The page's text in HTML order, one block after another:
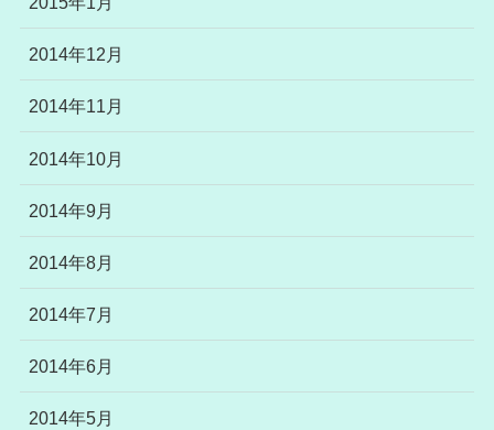
2014年12月
2014年11月
2014年10月
2014年9月
2014年8月
2014年7月
2014年6月
2014年5月